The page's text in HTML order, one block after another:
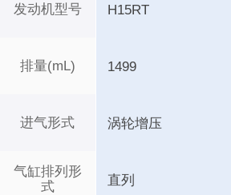
发动机型号
排量(mL)
进气形式
气缸排列形
式
H15RT
1499
涡轮增压
直列